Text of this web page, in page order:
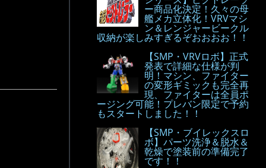
ー商品化決定！久々の母
艦メカ立体化！VRVマシ
ン＆レンジャービークル
収納が楽しみすぎるぞおおおお！！
【SMP・VRVロボ】正式
発表で詳細な仕様が判
明！マシン、ファイター
の変形ギミックも完全再
現、ファイターは全員ポ
ージング可能！プレバン限定で予約
もスタートしました！！
【SMP・ブイレックスロ
ボ】パーツ洗浄＆脱水＆
乾燥で塗装前の準備完了
です！！